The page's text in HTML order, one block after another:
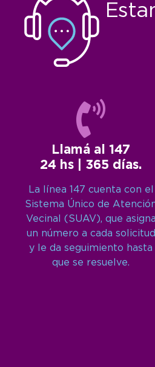
Llamá al 147
24 hs | 365 días.
La línea 147 cuenta con el
Sistema Único de
Vecinal (SUAV), que asigna
un número a cada solicitud
y le da seguimiento hasta
que se resuelve.